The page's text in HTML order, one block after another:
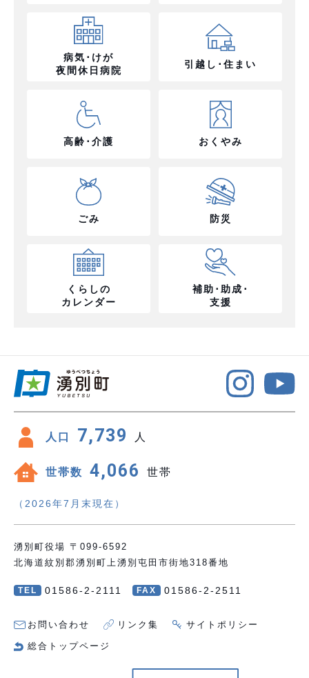
病気･けが
夜間休日病院
引越し･住まい
高齢･介護 おくやみ
ごみ 防災
くらしの
カレンダー
補助･助成･
支援
人口 7,739 人
世帯数 4,066 世帯
（2026年7月末現在）
湧別町役場 〒099-6592
北海道紋別郡湧別町上湧別屯田市街地318番地
TEL 01586-2-2111 FAX 01586-2-2511
お問い合わせ リンク集 サイトポリシー
総合トップページ